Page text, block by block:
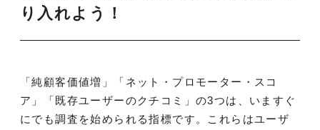
り入れよう！
「純顧客価値増」「ネット・プロモーター・スコ
ア」「既存ユーザーのクチコミ」の3つは、いますぐ
にでも調査を始められる指標です。これらはユーザ